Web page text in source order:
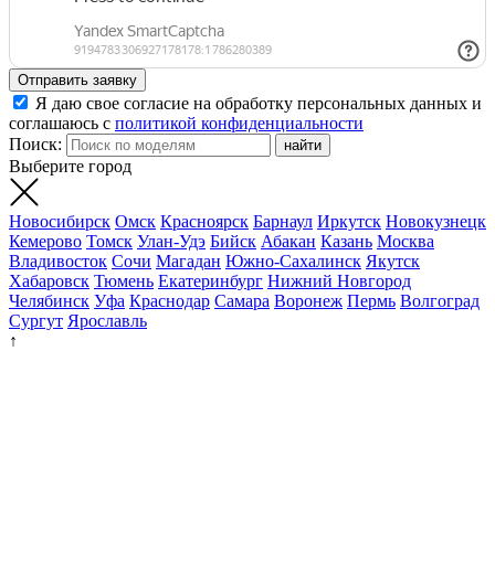
Отправить заявку
Я даю свое согласие на обработку персональных данных и
соглашаюсь с политикой конфиденциальности
Поиск:
Выберите город
Новосибирск Омск Красноярск Барнаул Иркутск Новокузнецк
Кемерово Томск Улан-Удэ Бийск Абакан Казань Москва
Владивосток Сочи Магадан Южно-Сахалинск Якутск
Хабаровск Тюмень Екатеринбург Нижний Новгород
Челябинск Уфа Краснодар Самара Воронеж Пермь Волгоград
Сургут Ярославль
↑